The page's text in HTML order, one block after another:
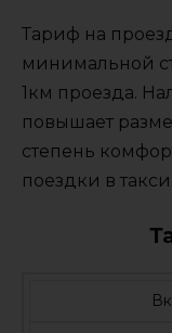
Тариф на
минимальной
1км проезда.
повышает
степень
поездки в такси.